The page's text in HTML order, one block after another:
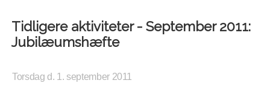
Tidligere aktiviteter - September 2011:
Jubilæumshæfte
Torsdag d. 1. september 2011